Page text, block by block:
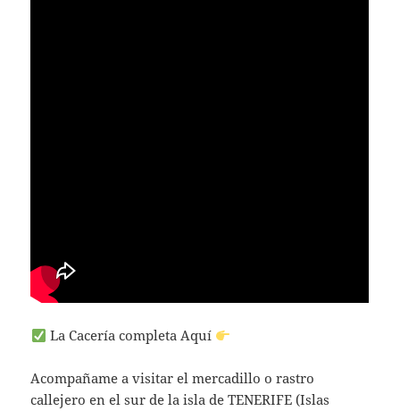
La Cacería completa Aquí
Acompañame a visitar el mercadillo o rastro
callejero en el sur de la isla de TENERIFE (Islas